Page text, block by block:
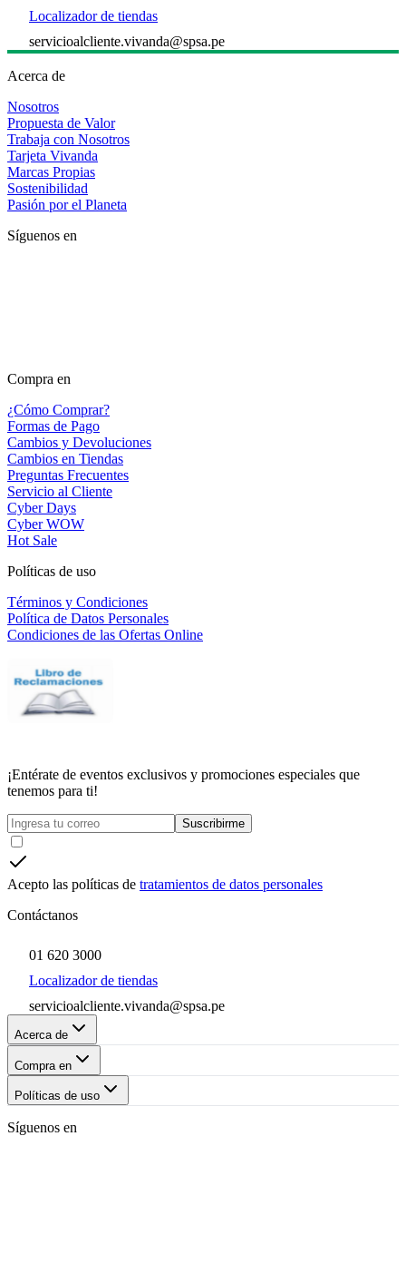
Localizador de tiendas
servicioalcliente.vivanda@spsa.pe
Acerca de
Nosotros
Propuesta de Valor
Trabaja con Nosotros
Tarjeta Vivanda
Marcas Propias
Sostenibilidad
Pasión por el Planeta
Síguenos en
Compra en
¿Cómo Comprar?
Formas de Pago
Cambios y Devoluciones
Cambios en Tiendas
Preguntas Frecuentes
Servicio al Cliente
Cyber Days
Cyber WOW
Hot Sale
Políticas de uso
Términos y Condiciones
Política de Datos Personales
Condiciones de las Ofertas Online
¡Entérate de eventos exclusivos y promociones especiales que
tenemos para ti!
Suscribirme
Acepto las políticas de tratamientos de datos personales
Contáctanos
01 620 3000
Localizador de tiendas
servicioalcliente.vivanda@spsa.pe
Acerca de
Compra en
Políticas de uso
Síguenos en